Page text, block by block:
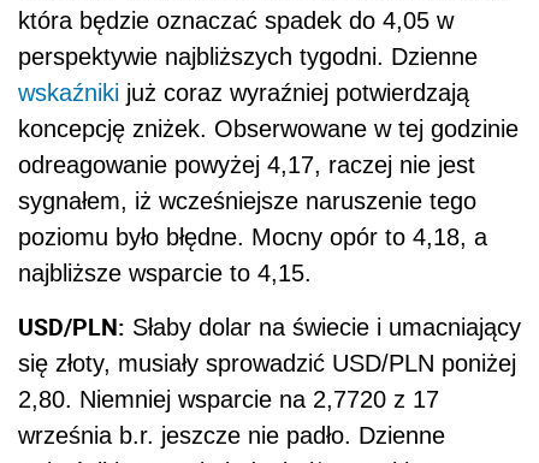
która będzie oznaczać spadek do 4,05 w
perspektywie najbliższych tygodni. Dzienne
wskaźniki już coraz wyraźniej potwierdzają
koncepcję zniżek. Obserwowane w tej godzinie
odreagowanie powyżej 4,17, raczej nie jest
sygnałem, iż wcześniejsze naruszenie tego
poziomu było błędne. Mocny opór to 4,18, a
najbliższe wsparcie to 4,15.
USD/PLN: Słaby dolar na świecie i umacniający
się złoty, musiały sprowadzić USD/PLN poniżej
2,80. Niemniej wsparcie na 2,7720 z 17
września b.r. jeszcze nie padło. Dzienne